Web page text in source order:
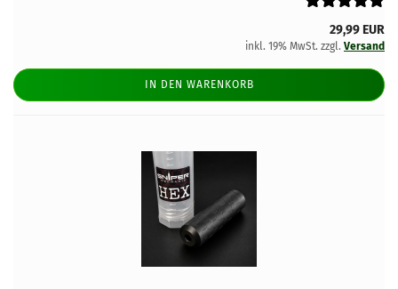
29,99 EUR
inkl. 19% MwSt. zzgl. Versand
IN DEN WARENKORB